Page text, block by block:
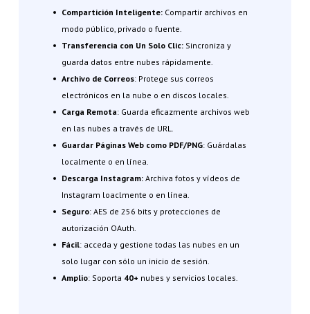
Compartición Inteligente:Compartir archivos en
modo público, privado o fuente.
Transferencia con Un Solo Clic:Sincroniza y
guarda datos entre nubes rápidamente.
Archivo de Correos: Protege sus correos
electrónicos en la nube o en discos locales.
Carga Remota: Guarda eficazmente archivos web
en las nubes a través de URL.
Guardar Páginas Web como PDF/PNG: Guárdalas
localmente o en línea.
Descarga Instagram: Archiva fotos y vídeos de
Instagram loaclmente o en línea.
Seguro:AES de 256 bits y protecciones de
autorización OAuth.
Fácil:acceda y gestione todas las nubes en un
solo lugar con sólo un inicio de sesión.
Amplio:Soporta 40+ nubes y servicios locales.